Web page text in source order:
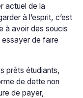
actuel de la
à l’esprit, c’est
à avoir des soucis
de faire
prêts étudiants,
de dette non
de payer,